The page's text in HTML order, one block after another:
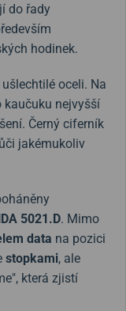
do řady
hodinek.
oceli. Na
kaučuku nejvyšší
Černý ciferník
jakémukoliv
5021.D. Mimo
data na pozici
stopkami, ale
která zjistí